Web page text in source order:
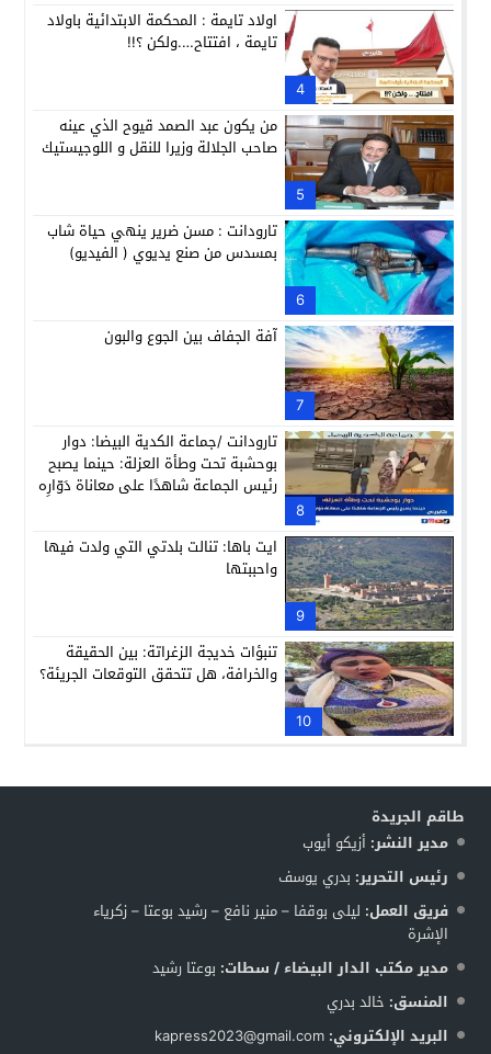
4
اولاد تايمة : المحكمة الابتدائية باولاد
تايمة ، افتتاح….ولكن ؟!!
5
من يكون عبد الصمد قيوح الذي عينه
صاحب الجلالة وزيرا للنقل و اللوجيستيك
6
تارودانت : مسن ضرير ينهي حياة شاب
بمسدس من صنع يديوي ( الفيديو)
7
آفة الجفاف بين الجوع والبون
8
تارودانت /جماعة الكدية البيضا: دوار
بوحشبة تحت وطأة العزلة: حينما يصبح
رئيس الجماعة شاهدًا على معاناة دَوّارِه
9
ايت باها: تنالت بلدتي التي ولدت فيها
واحببتها
10
تنبؤات خديجة الزغراتة: بين الحقيقة
والخرافة، هل تتحقق التوقعات الجريئة؟
طاقم الجريدة
مدير النشر: أزيكو أيوب
رئيس التحرير: بدري يوسف
فريق العمل: ليلى بوقفا – منير نافع – رشيد بوعتا – زكرياء
الإشرة
مدير مكتب الدار البيضاء / سطات: بوعتا رشيد
المنسق: خالد بدري
البريد الإلكتروني: kapress2023@gmail.com